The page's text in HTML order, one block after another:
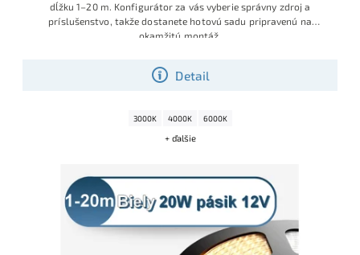
Detail
dĺžku 1–20 m. Konfigurátor za vás vyberie správny zdroj a
príslušenstvo, takže dostanete hotovú sadu pripravenú na
okamžitú montáž
3000K 4000K 6000K
+ ďalšie